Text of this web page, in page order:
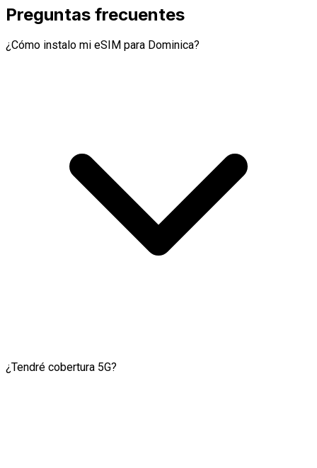
Preguntas frecuentes
¿Cómo instalo mi eSIM para Dominica?
¿Tendré cobertura 5G?